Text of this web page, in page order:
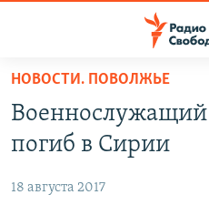
упрощенного
доступа
Вернуться
основному
ПОДКАСТЫ
АВТОРСКИЕ ПРОЕКТЫ
ЦИТАТЫ СВОБОДЫ
НОВОСТИ. ПОВОЛЖЬЕ
погиб в Сирии
18 августа 2017